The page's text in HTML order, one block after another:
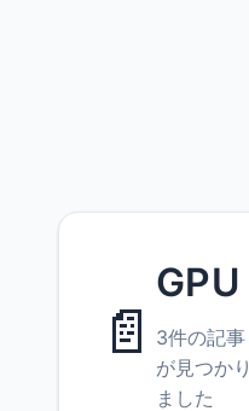
📄
GPU
3件の記事
が見つかり
ました